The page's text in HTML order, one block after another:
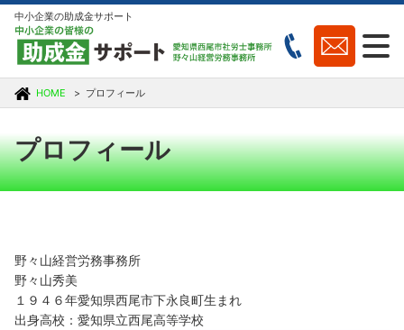
中小企業の助成金サポート
HOME プロフィール
プロフィール
野々山経営労務事務所
野々山秀美
１９４６年愛知県西尾市下永良町生まれ
出身高校：愛知県立西尾高等学校